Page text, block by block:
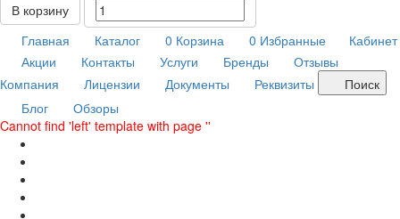
В корзину
Главная
Каталог 0 Корзина 0 Избранные
Кабинет
Акции
Контакты Услуги Бренды
Отзывы
Компания
Лицензии Документы Реквизиты
Поиск
Блог
Обзоры
Cannot find 'left' template with page ''